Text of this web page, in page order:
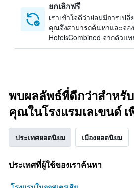
ยกเลิกฟรี
เราเข้าใจดีว่าย่อมมีการเป
คุณจึงสามารถค้นหาและจอ
HotelsCombined จากตัวแ
พบผลลัพธ์ที่ดีกว่าสำหรั
คุณในโรงแรมเลเขนด์ เ
ประเทศยอดนิยม เมืองยอดนิยม
ประเทศที่ผู้ใช้ของเราค้นหา